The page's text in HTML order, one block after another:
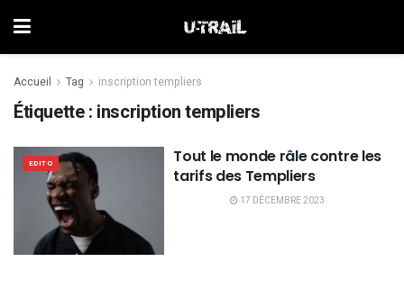
Accueil Tag inscription templiers
Étiquette : inscription templiers
EDITO
Tout le monde râle contre les
tarifs des Templiers
17 DÉCEMBRE 2023